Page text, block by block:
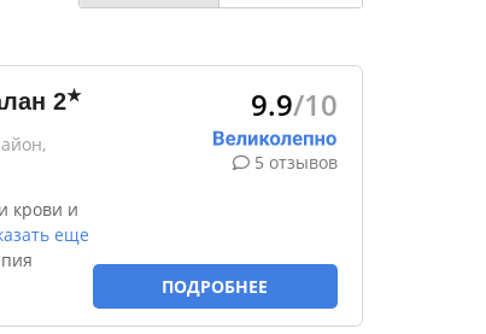
2★
крови и
еще
9.9/10
5 отзывов
ПОДРОБНЕЕ